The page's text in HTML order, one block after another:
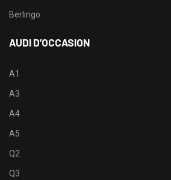
Berlingo
AUDI D’OCCASION
A1
A3
A4
A5
Q2
Q3